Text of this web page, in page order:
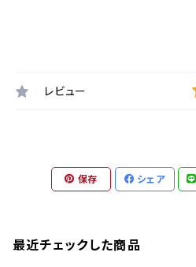
レビュー
保存 シェア
最近チェックした商品